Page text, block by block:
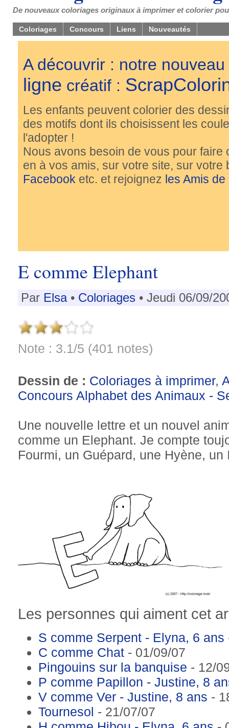
De nouveaux coloriages originaux à imprimer et colorier
Coloriages Concours Liens Nouveautés
A découvrir : notre
ligne créatif :
Les enfants peuvent colorier des
des motifs dont ils choisissent les
l'adopter !
Nous avons besoin de vous pour
en à vos amis, sur votre site, sur
Facebook etc. et rejoignez les Amis
E comme Elephant
Par Elsa• Coloriages • Jeudi 06/09/
Note : 3.1/5 (401 notes)
Dessin de : Coloriages à imprimer,
Concours Alphabet des Animaux -
Une nouvelle lettre et un nouvel
comme un Elephant. Je compte
Fourmi, un Guépard, une Hyène,
Les personnes qui aiment cet
S comme Serpent - Elyna, 6 ans
C comme Chat - 01/09/07
Pingouins sur la banquise - 12/
P comme Papillon - Justine, 8
V comme Ver - Justine, 8 ans -
Tournesol - 21/07/07